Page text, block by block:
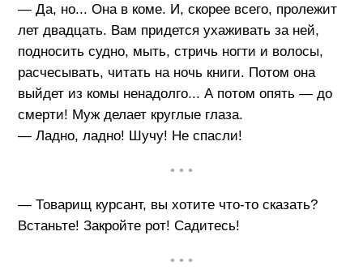
— Да, но... Она в коме. И, скорее всего, пролежит
лет двадцать. Вам придется ухаживать за ней,
подносить судно, мыть, стричь ногти и волосы,
расчесывать, читать на ночь книги. Потом она
выйдет из комы ненадолго... А потом опять — до
смерти! Муж делает круглые глаза.
— Ладно, ладно! Шучу! Не спасли!
• • •
— Товарищ курсант, вы хотите что-то сказать?
Встаньте! Закройте рот! Садитесь!
• • •